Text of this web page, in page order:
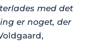
med det
er noget, der